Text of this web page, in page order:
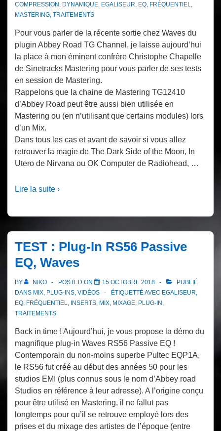
COMPRESSION DYNAMIQUE EGALISEUR EQ FRÉQUENTIEL
MASTERING TRAITEMENTS
Pour vous parler de la récente sortie chez Waves du
plugin Abbey Road TG Channel, je laisse aujourd’hui
la place à mon éminent confrère Christophe Chapelle
de Sinetracks Mastering pour vous parler de ses tests
en session de Mastering.
Rappelons que la chaine de Mastering TG12410
d’Abbey Road peut être aussi bien utilisée en
Mastering ou (en n’utilisant que certains modules) lors
d’un Mix.
Dans tous les cas et avant de savoir si vous allez
retrouver la magie de The Dark Side of the Moon, In
Utero de Nirvana ou OK Computer de Radiohead, …
Lire la suite ›
TEST : Plug-In RS56 Passive
EQ, Waves
BY NIKO POSTED ON 15 OCTOBRE 2018
PUBLIÉ
DANS MIX PLUG-INS VIDÉOS ÉTIQUETTÉ AVEC EGALISEUR
EQ FRÉQUENTIEL INSERTS MIX MIXAGE PLUG-IN
TRAITEMENTS
Back in time ! Aujourd’hui, je vous propose la démo du
magnifique plug-in Waves RS56 Passive EQ !
Contemporain du non-moins superbe Pultec EQP1A,
le RS56 fut créé au début des années 50 pour les
studios EMI (plus connus sous le nom d’Abbey road
Studios en référence à leur adresse). A l’origine conçu
pour être utilisé en Mastering, il ne fallut pas
longtemps pour qu’il se retrouve employé lors des
prises et du mixage des artistes de l’époque (entre